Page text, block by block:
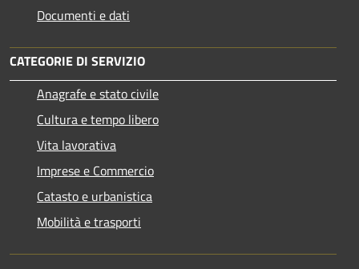
Documenti e dati
CATEGORIE DI SERVIZIO
Anagrafe e stato civile
Cultura e tempo libero
Vita lavorativa
Imprese e Commercio
Catasto e urbanistica
Mobilità e trasporti